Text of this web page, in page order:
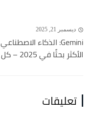
ديسمبر 21, 2025
Gemini: الذكاء الاصطناعي
الأكثر بحثًا في 2025 – كل ما...
تعليقات